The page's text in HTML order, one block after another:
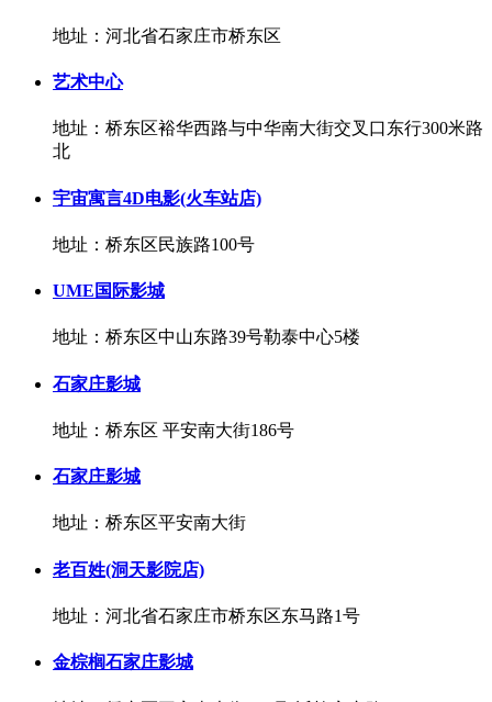
地址：河北省石家庄市桥东区
艺术中心
地址：桥东区裕华西路与中华南大街交叉口东行300米路
北
宇宙寓言4D电影(火车站店)
地址：桥东区民族路100号
UME国际影城
地址：桥东区中山东路39号勒泰中心5楼
石家庄影城
地址：桥东区 平安南大街186号
石家庄影城
地址：桥东区平安南大街
老百姓(洞天影院店)
地址：河北省石家庄市桥东区东马路1号
金棕榈石家庄影城